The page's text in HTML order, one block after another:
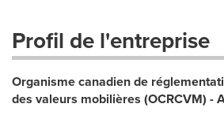
Profil de l'entreprise
Organisme canadien de
des valeurs mobilières (OCRCVM) -